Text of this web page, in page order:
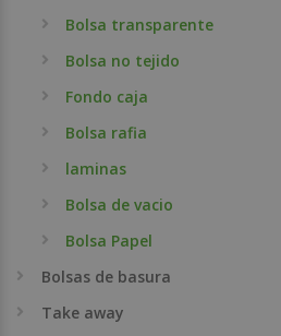
Bolsa transparente
Bolsa no tejido
Fondo caja
Bolsa rafia
laminas
Bolsa de vacio
Bolsa Papel
Bolsas de basura
Take away